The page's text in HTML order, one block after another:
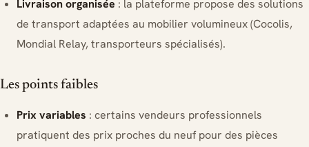
Livraison organisée : la plateforme propose des solutions
de transport adaptées au mobilier volumineux (Cocolis,
Mondial Relay, transporteurs spécialisés).
Les points faibles
Prix variables : certains vendeurs professionnels
pratiquent des prix proches du neuf pour des pièces